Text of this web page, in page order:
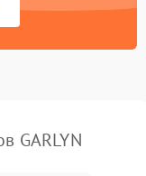
Подробнее →
Подробнее →
GARLYN